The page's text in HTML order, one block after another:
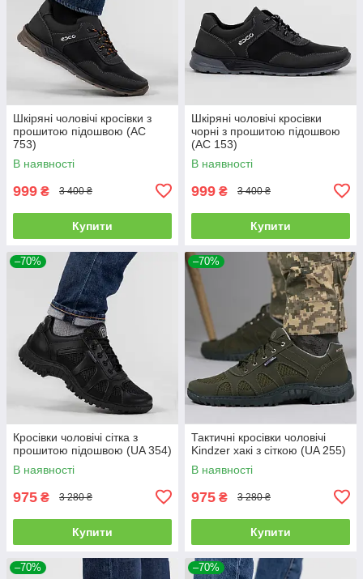
Шкіряні чоловічі кросівки з
прошитою підошвою (АС
753)
В наявності
999 ₴ 3 400 ₴
Купити
Шкіряні чоловічі кросівки
чорні з прошитою підошвою
(АС 153)
В наявності
999 ₴ 3 400 ₴
Купити
–70%
Кросівки чоловічі сітка з
прошитою підошвою (UA 354)
В наявності
975 ₴ 3 280 ₴
Купити
–70%
Тактичні кросівки чоловічі
Kindzer хакі з сіткою (UA 255)
В наявності
975 ₴ 3 280 ₴
Купити
–70% –70%